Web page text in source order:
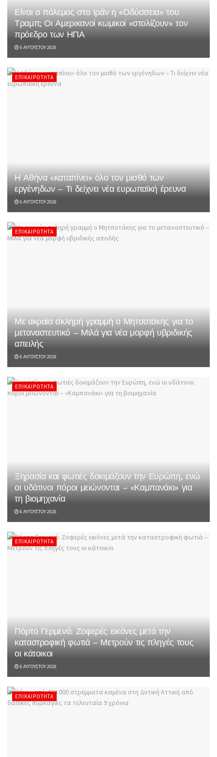
Είναι ο πόλεμος στο Ιράν η «Οδύσσεια» του
Τραμπ; Οι Αμερικανοί κωμικοί «στολίζουν» τον
πρόεδρο των ΗΠΑ
6 ΑΥΓΟΎΣΤΟΥ 2026
ΕΠΙΚΑΙΡΌΤΗΤΑ
Η Αθήνα «καταπίνει» όλο τον μισθό των
εργένηδων – Τι δείχνει νέα ευρωπαϊκή έρευνα
6 ΑΥΓΟΎΣΤΟΥ 2026
ΕΠΙΚΑΙΡΌΤΗΤΑ
Με ακραία σκληρή γραμμή ο Μητσοτάκης για το
μεταναστευτικό – Μιλά για νέα μορφή υβριδικής
απειλής
6 ΑΥΓΟΎΣΤΟΥ 2026
ΕΠΙΚΑΙΡΌΤΗΤΑ
Ξηρασία και φωτιές δοκιμάζουν την Ευρώπη, ενώ
οι υδάτινοι πόροι μειώνονται – «Καμπανάκι» για
τη βιομηχανία
6 ΑΥΓΟΎΣΤΟΥ 2026
ΕΠΙΚΑΙΡΌΤΗΤΑ
Πόρτο Γερμενό: Ζοφερές εικόνες μετά την
καταστροφική φωτιά – Μετρούν τις πληγές τους
οι κάτοικοι
6 ΑΥΓΟΎΣΤΟΥ 2026
ΕΠΙΚΑΙΡΌΤΗΤΑ